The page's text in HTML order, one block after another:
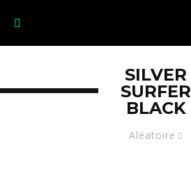
Aléatoire
SILVER
SURFER
BLACK